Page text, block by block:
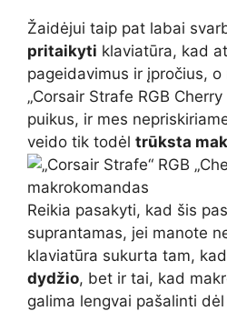
Žaidėjui taip pat labai
pritaikyti klaviatūra, kad
pageidavimus ir įpročius,
„Corsair Strafe RGB
puikus, ir mes
veido tik todėl trūksta
Reikia pasakyti, kad šis
suprantamas, jei manote
klaviatūra sukurta tam,
dydžio, bet ir tai, kad
galima lengvai pašalinti